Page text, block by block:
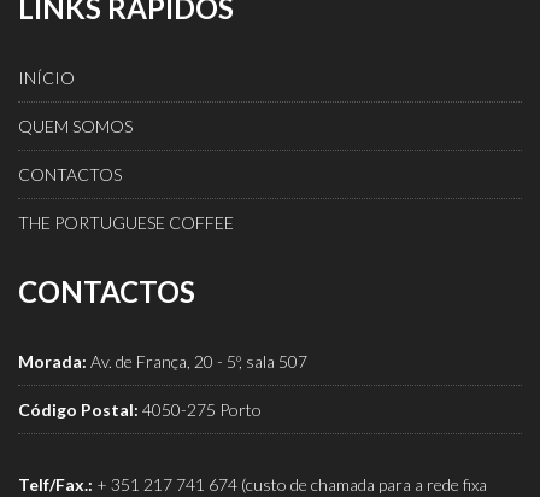
LINKS RÁPIDOS
INÍCIO
QUEM SOMOS
CONTACTOS
THE PORTUGUESE COFFEE
CONTACTOS
Morada: Av. de França, 20 - 5º, sala 507
Código Postal: 4050-275 Porto
Telf/Fax.: + 351 217 741 674 (custo de chamada para a rede fixa